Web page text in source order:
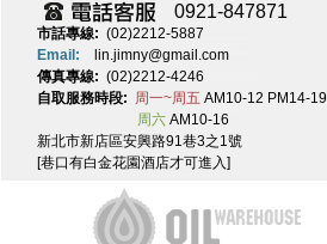
0921-847871
市話專線: (02)2212-5887
Email: lin.jimny@gmail.com
傳真專線: (02)2212-4246
自取服務時段: 周一~周五 AM10-12 PM14-19
周六 AM10-16
新北市新店區安興路91巷3之1號
[巷口有白金花園酒店才可進入]